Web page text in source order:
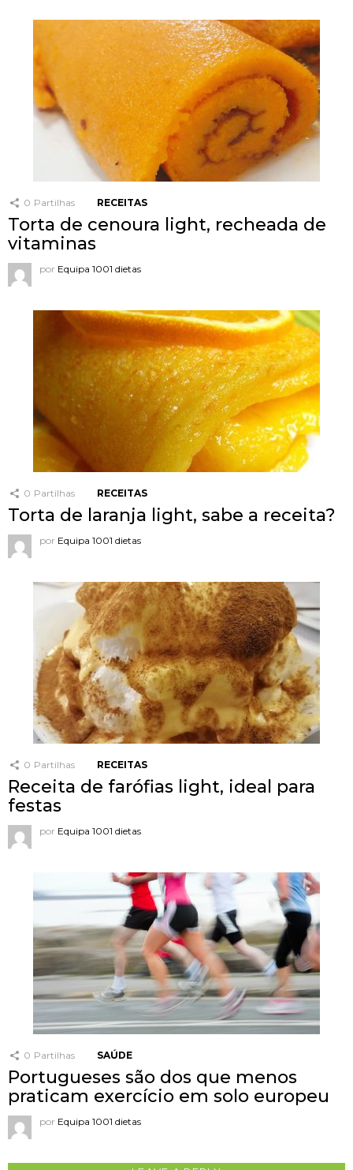
0 Partilhas RECEITAS
Torta de cenoura light, recheada de
vitaminas
por Equipa 1001 dietas
0 Partilhas RECEITAS
Torta de laranja light, sabe a receita?
por Equipa 1001 dietas
0 Partilhas RECEITAS
Receita de farófias light, ideal para
festas
por Equipa 1001 dietas
0 Partilhas SAÚDE
Portugueses são dos que menos
praticam exercício em solo europeu
por Equipa 1001 dietas